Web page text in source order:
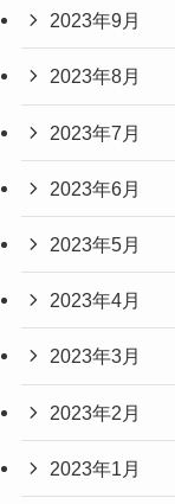
2023年9月
2023年8月
2023年7月
2023年6月
2023年5月
2023年4月
2023年3月
2023年2月
2023年1月